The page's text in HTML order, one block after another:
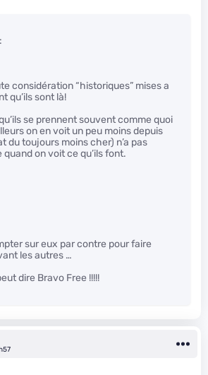
considération “historiques” mises a
qu’ils sont là!
se prennent souvent comme quoi
on en voit un peu moins depuis
du toujours moins cher) n’a pas
quand on voit ce qu’ils font.
sur eux par contre pour faire
les autres …
dire Bravo Free !!!!!